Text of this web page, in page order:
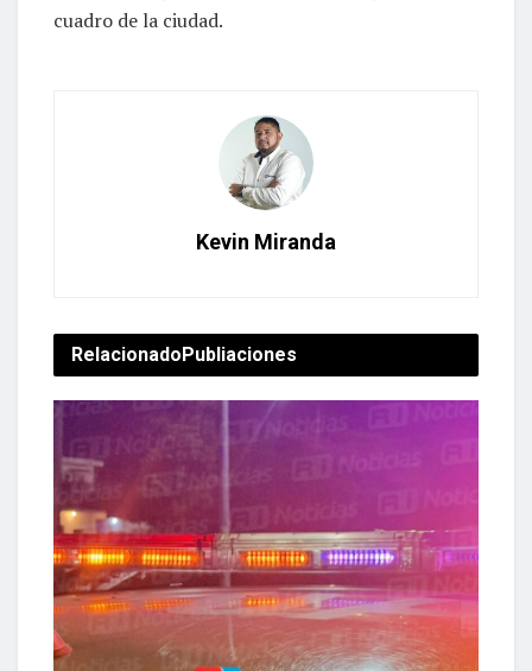
cuadro de la ciudad.
Kevin Miranda
Relacionado Publiaciones